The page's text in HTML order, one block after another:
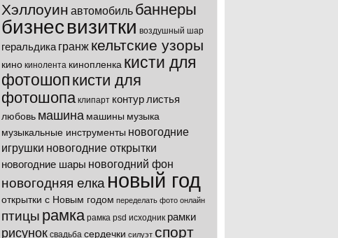
Хэллоуин автомобиль баннеры
бизнесвизитки воздушный шар
геральдика гранж кельтские узоры
кино кинолента кинопленка кисти для
фотошоп кисти для
фотошопа клипарт контур листья
любовь машина машины музыка
музыкальные инструменты новогодние
игрушки новогодние открытки
новогодние шары новогодний фон
новогодняя елка новый год
открытки с Новым годом переделать фото онлайн
птицы рамка рамка psd исходник рамки
рисунок свадьба сердечки силуэт спорт